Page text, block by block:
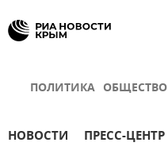
ПОЛИТИКА ОБЩЕСТВО
НОВОСТИ ПРЕСС-ЦЕНТР